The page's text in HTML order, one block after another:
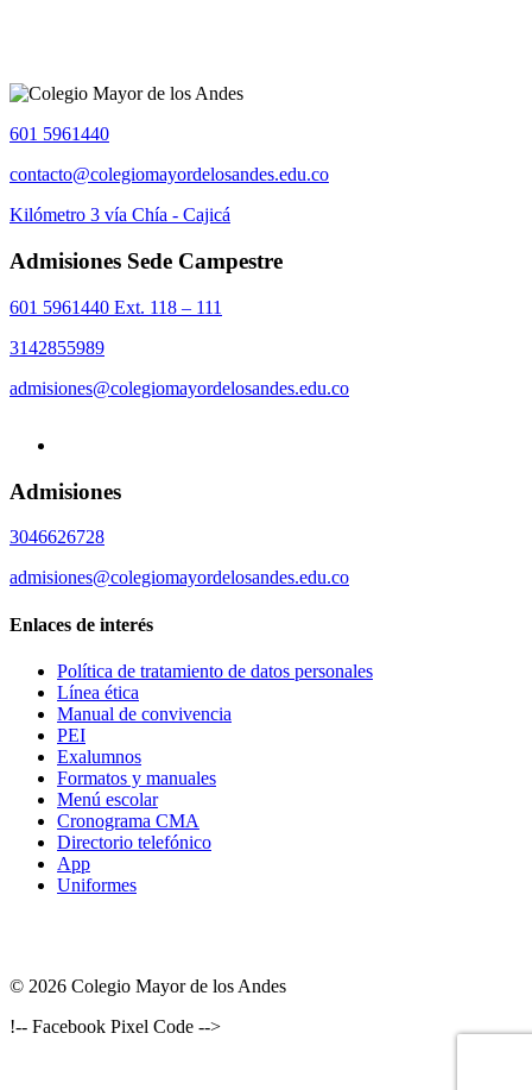
601 5961440
contacto@colegiomayordelosandes.edu.co
Kilómetro 3 vía Chía - Cajicá
Admisiones Sede Campestre
601 5961440 Ext. 118 – 111
3142855989
admisiones@colegiomayordelosandes.edu.co
Admisiones
3046626728
admisiones@colegiomayordelosandes.edu.co
Enlaces de interés
Política de tratamiento de datos personales
Línea ética
Manual de convivencia
PEI
Exalumnos
Formatos y manuales
Menú escolar
Cronograma CMA
Directorio telefónico
App
Uniformes
© 2026 Colegio Mayor de los Andes
!-- Facebook Pixel Code -->